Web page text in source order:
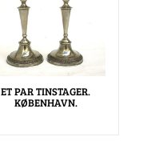
ET PAR TINSTAGER.
KØBENHAVN.